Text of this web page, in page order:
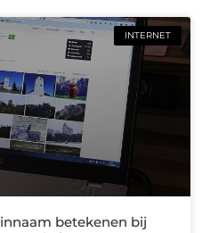
INTERNET
betekenen bij